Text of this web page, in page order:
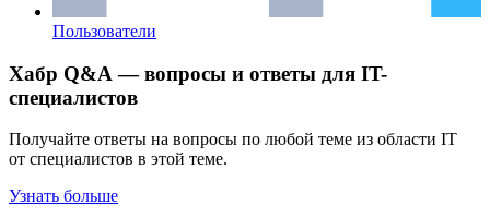
Пользователи
Хабр Q&A — вопросы и ответы для IT-
специалистов
Получайте ответы на вопросы по любой теме из области IT
от специалистов в этой теме.
Узнать больше